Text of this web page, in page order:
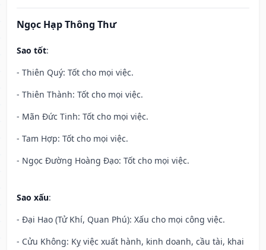
Ngọc Hạp Thông Thư
Sao tốt:
- Thiên Quý: Tốt cho mọi việc.
- Thiên Thành: Tốt cho mọi việc.
- Mãn Đức Tinh: Tốt cho mọi việc.
- Tam Hợp: Tốt cho mọi việc.
- Ngọc Đường Hoàng Đạo: Tốt cho mọi việc.
Sao xấu:
- Đại Hao (Tử Khí, Quan Phú): Xấu cho mọi công việc.
- Cửu Không: Kỵ việc xuất hành, kinh doanh, cầu tài, khai